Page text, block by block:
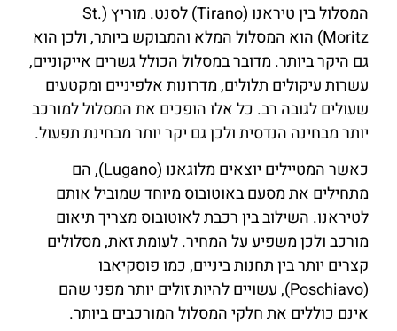
המסלול בין טיראנו (Tirano) לסנט. מוריץ (St.
Moritz) הוא המסלול המלא והמבוקש ביותר, ולכן הוא
גם היקר ביותר. מדובר במסלול הכולל גשרים אייקוניים,
עשרות עיקולים תלולים, מדרונות אלפיניים ומקטעים
שעולים לגובה רב. כל אלו הופכים את המסלול למורכב
יותר מבחינה הנדסית ולכן גם יקר יותר מבחינת תפעול.
כאשר המטיילים יוצאים מלוגאנו (Lugano), הם
מתחילים את מסעם באוטובוס מיוחד שמוביל אותם
לטיראנו. השילוב בין רכבת לאוטובוס מצריך תיאום
מורכב ולכן משפיע על המחיר. לעומת זאת, מסלולים
קצרים יותר בין תחנות ביניים, כמו פוסקיאבו
(Poschiavo), עשויים להיות זולים יותר מפני שהם
אינם כוללים את חלקי המסלול המורכבים ביותר.